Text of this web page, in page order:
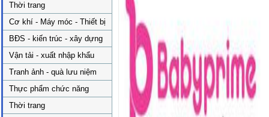
Thời trang
Cơ khí - Máy móc - Thiết bị
BĐS - kiến trúc - xây dựng
Vận tải - xuất nhập khẩu
Tranh ảnh - quà lưu niệm
Thực phẩm chức năng
Thời trang